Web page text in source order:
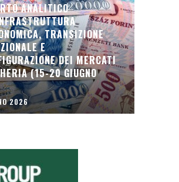
ANALITICO
TRANSIZIONE
E
DEI MERCATI
(15-20 GIUGNO
2026